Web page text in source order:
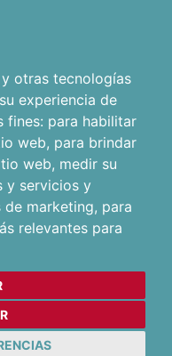
otras tecnologías
experiencia de
fines: para habilitar
web, para brindar
web, medir su
y servicios y
de marketing, para
relevantes para